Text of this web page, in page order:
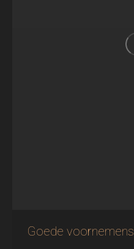
Goede voornemens